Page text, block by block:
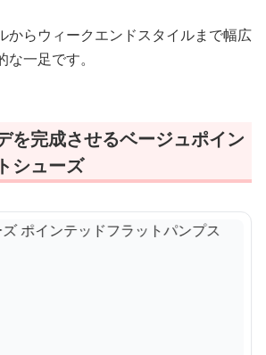
からウィークエンドスタイルまで幅広
一足です。
を完成させるベージュポイン
シューズ